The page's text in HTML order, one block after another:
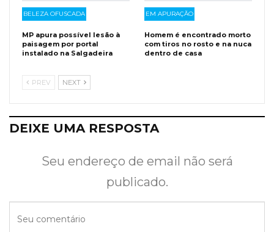
BELEZA OFUSCADA
MP apura possível lesão à
paisagem por portal
instalado na Salgadeira
EM APURAÇÃO
Homem é encontrado morto
com tiros no rosto e na nuca
dentro de casa
PREV NEXT
DEIXE UMA RESPOSTA
Seu endereço de email não será
publicado.